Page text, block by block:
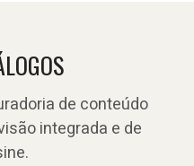
de conteúdo
integrada e de